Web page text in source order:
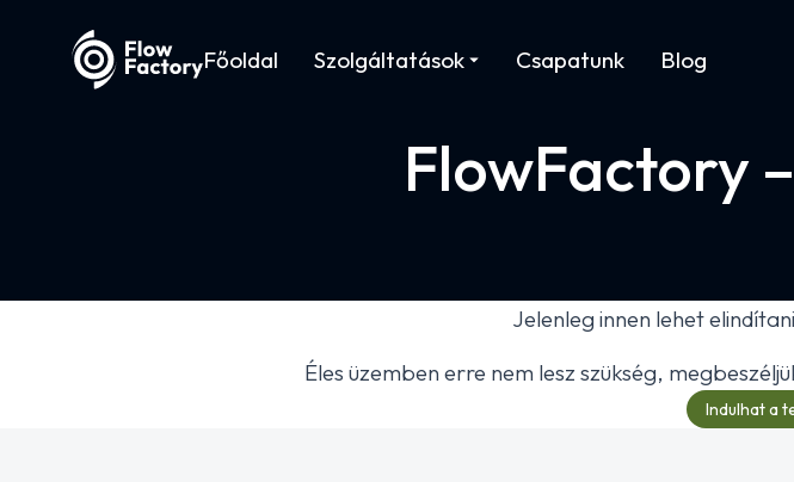
Főoldal Szolgáltatások Csapatunk Blog
FlowFactory
Jelenleg innen lehet
Éles üzemben erre nem lesz szükség,
Indulhat a